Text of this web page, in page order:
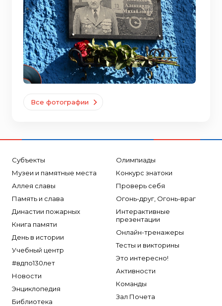
Все фотографии
Субъекты
Музеи и памятные места
Аллея славы
Память и слава
Династии пожарных
Книга памяти
День в истории
Учебный центр
#вдпо130лет
Новости
Энциклопедия
Библиотека
Олимпиады
Конкурс знатоки
Проверь себя
Огонь-друг, Огонь-враг
Интерактивные
презентации
Онлайн-тренажеры
Тесты и викторины
Это интересно!
Активности
Команды
Зал Почета